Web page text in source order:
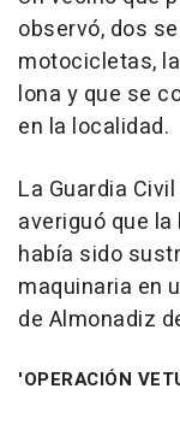
observó, dos
motocicletas,
lona y que se
en la localidad.
La Guardia
averiguó que
había sido
maquinaria en
de Almonadiz
'OPERACIÓN